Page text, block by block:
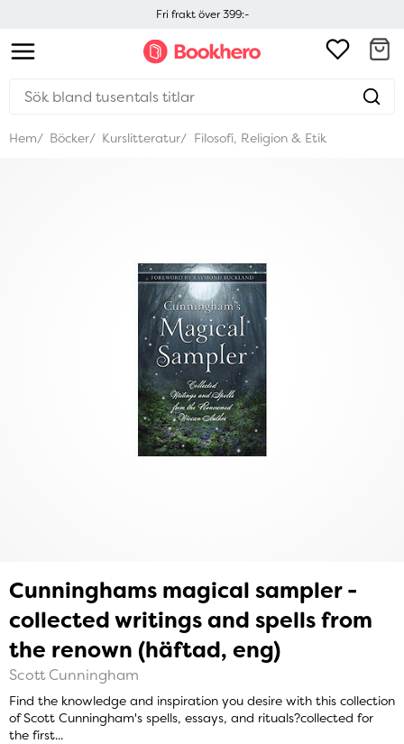
Fri frakt över 399:-
Hem Böcker Kurslitteratur Filosofi, Religion & Etik
Cunninghams magical sampler -
collected writings and spells from
the renown (häftad, eng)
Scott Cunningham
Find the knowledge and inspiration you desire with this collection
of Scott Cunningham's spells, essays, and rituals?collected for
the first...